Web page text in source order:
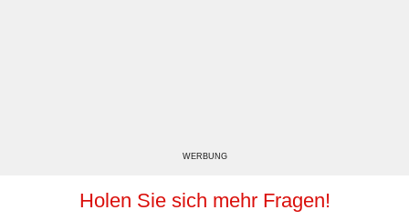
WERBUNG
Holen Sie sich mehr Fragen!